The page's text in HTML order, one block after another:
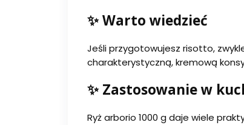
✨ Warto wiedzieć
Jeśli przygotowujesz risotto,
charakterystyczną, kremową
✨ Zastosowanie w
Ryż arborio 1000 g daje wiele